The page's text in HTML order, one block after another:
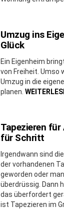
Umzug ins
Glück
Ein Eigenheim
von Freiheit. Umso
Umzug in die
planen.
Tapezieren
für Schritt
Irgendwann sind
der vorhandenen
geworden oder
überdrüssig. Dann
das überfordert
ist Tapezieren im